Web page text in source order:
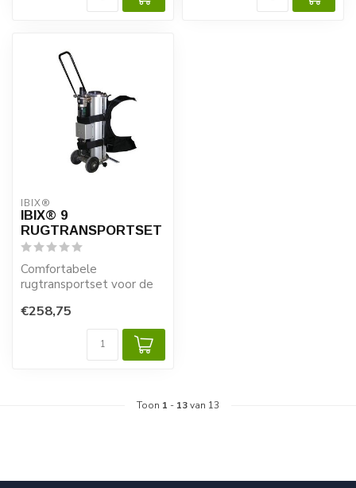
IBIX®
IBIX® 9
RUGTRANSPORTSET
Comfortabele
rugtransportset voor de
Met deze rugtransportset
€258,75
Toon 1 - 13van 13